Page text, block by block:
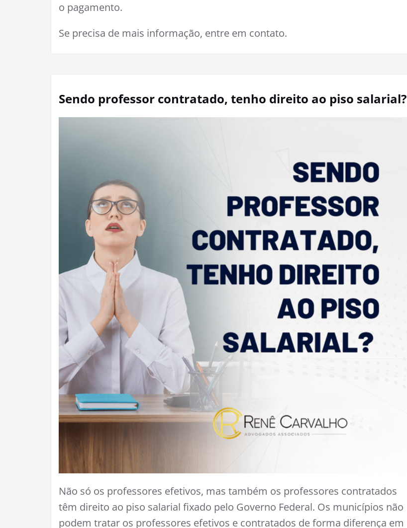
o pagamento.
Se precisa de mais informação, entre em contato.
Sendo professor contratado, tenho direito ao piso salarial?
Não só os professores efetivos, mas também os professores contratados
têm direito ao piso salarial fixado pelo Governo Federal. Os municípios não
podem tratar os professores efetivos e contratados de forma diferença em